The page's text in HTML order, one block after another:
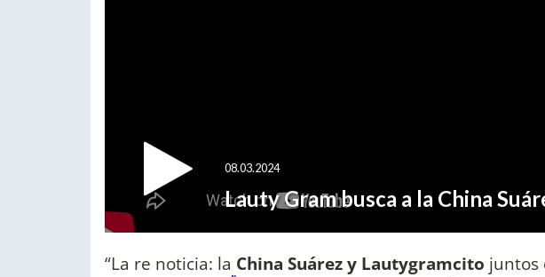
“La re noticia: la China Suárez y Lautygramcito juntos